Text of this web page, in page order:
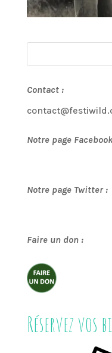
Contact :
Notre page
Notre page Twitter :
Faire un don :
Réservez vos